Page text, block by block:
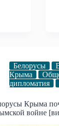
Белорусы
Крыма
дипломатия
Крыма
войне